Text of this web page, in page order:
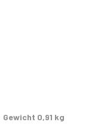
Gewicht 0,91 kg